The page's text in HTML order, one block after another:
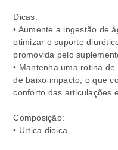
Dicas:
• Aumente a ingestão de
otimizar o suporte
promovida pelo
• Mantenha uma rotina
de baixo impacto, o que
conforto das articulações
Composição:
• Urtica dioica